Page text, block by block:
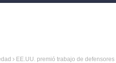
EE.UU. premió trabajo de